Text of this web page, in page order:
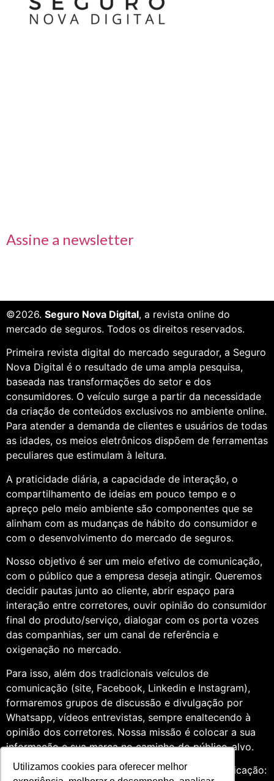
Utilizamos cookies para oferecer melhor
Assine a newsletter
©2026. Seguro Nova Digital, a revista online do
mercado de seguros. Todos os direitos reservados.
Primeira revista digital do mercado segurador, a Seguro
Nova Digital é o resultado de uma ampla pesquisa,
baseada nas transformações do setor e dos
consumidores. O veículo surge a partir da necessidade
da criação de conteúdos exclusivos no ambiente online.
Para atender a demanda de clientes e usuários de todas
as idades, os meios eletrônicos dispõem de ferramentas
peculiares que estimulam à leitura.
A praticidade diária, a capacidade de interação, o
compartilhamento de ideias em pouco tempo e o
apreço pelo meio ambiente são componentes que se
alinham com as mudanças de hábito do consumidor e
com o desenvolvimento do mercado de seguros.
Nosso objetivo é ser um meio efetivo de comunicação,
com o público que a empresa deseja atingir. Queremos
decidir pautas junto ao cliente, abrir espaço para
interação entre corretores, ouvir opinião do consumidor
final do produto/serviço, dialogar com os porta vozes
das companhias, ser um canal de referência e
oxigenação no mercado.
Para isso, além dos tradicionais veículos de
comunicação (site, Facebook, Linkedin e Instagram),
formaremos grupos de discussão e divulgação por
Whatsapp, vídeos entrevistas, sempre enaltecendo à
opinião dos corretores. Nossa missão é colocar a sua
informação e sua marca no caminho do público-alvo.
Somos profissionais formados na área de comunicação: